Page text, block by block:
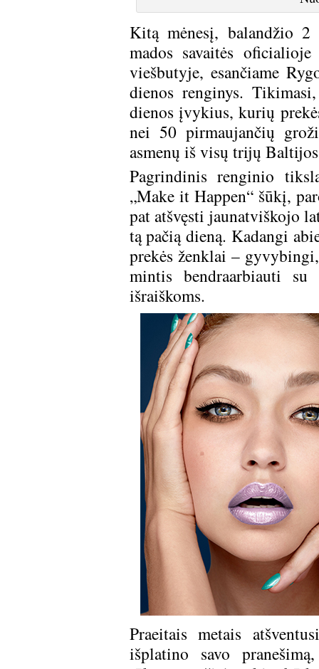
Kitą mėnesį, balandžio 2
mados savaitės
viešbutyje, esančiame
dienos renginys.
dienos įvykius, kurių
nei 50 pirmaujančių
asmenų iš visų trijų
Pagrindinis renginio
„Make it Happen“ šūkį,
pat atšvęsti jaunatviškojo
tą pačią dieną. Kadangi
prekės ženklai –
mintis bendraarbiauti
išraiškoms.
Praeitais metais
išplatino savo